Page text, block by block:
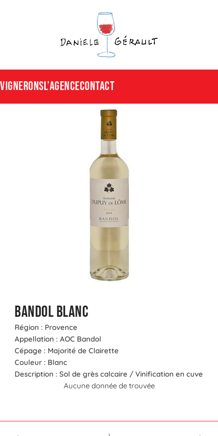
VigneronsL’agenceCONTACT
Bandol blanc
Région : Provence
Appellation : AOC Bandol
Cépage : Majorité de Clairette
Couleur : Blanc
Description : Sol de grès calcaire / Vinification en cuve
Aucune donnée de trouvée